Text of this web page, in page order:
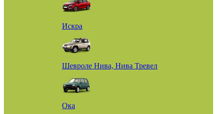
Искра
Шевроле Нива, Нива Тревел
Ока